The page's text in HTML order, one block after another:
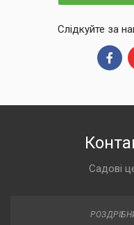
Слідкуйте за
Садові